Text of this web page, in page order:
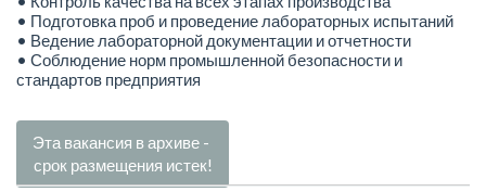
• Подготовка проб и проведение лабораторных испытаний
• Ведение лабораторной документации и отчетности
• Соблюдение норм промышленной безопасности и
стандартов предприятия
Эта вакансия в архиве -
срок размещения истек!